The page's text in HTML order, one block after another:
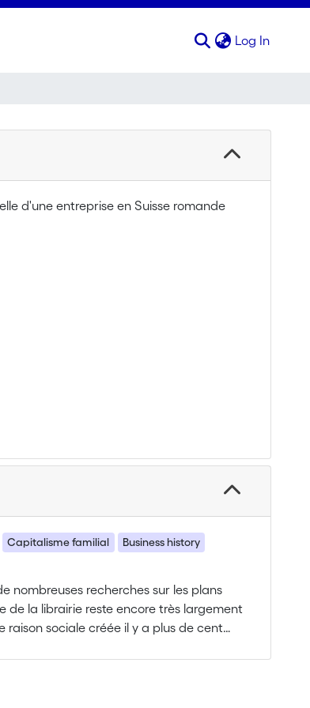
Log In
d'une entreprise en Suisse romande
Capitalisme familial
Business history
nombreuses recherches sur les plans
de la librairie reste encore très largement
raison sociale créée il y a plus de cent